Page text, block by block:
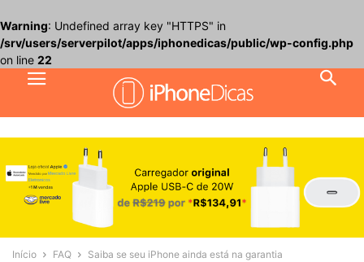
Warning: Undefined array key "HTTPS" in
/srv/users/serverpilot/apps/iphonedicas/public/wp-config.php
on line 22
Início FAQ Saiba se seu iPhone ainda está na garantia